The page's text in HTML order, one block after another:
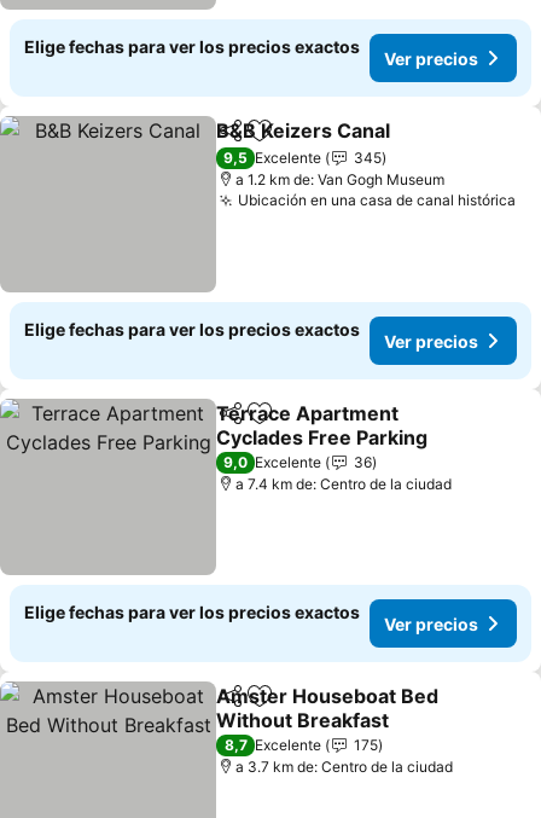
Elige fechas para ver los precios exactos
Ver precios
CompartirAgregar a favoritos
B&B Keizers Canal
9,5 Excelente
345
a 1.2 km de: Van Gogh Museum
Ubicación en una casa de canal histórica
Elige fechas para ver los precios exactos
Ver precios
Compartir
Agregar a favoritos
Terrace Apartment
Cyclades Free Parking
9,0 Excelente
36
a 7.4 km de: Centro de la ciudad
Elige fechas para ver los precios exactos
Ver precios
CompartirAgregar a favoritos
Amster Houseboat Bed
Without Breakfast
8,7 Excelente
175
a 3.7 km de: Centro de la ciudad